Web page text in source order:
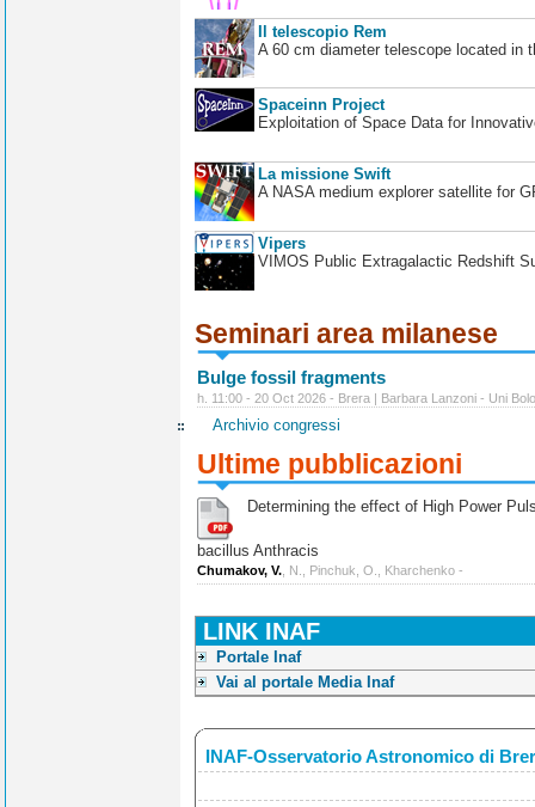
Il telescopio Rem
A 60 cm diameter telescope located in
Spaceinn Project
Exploitation of Space Data for
La missione Swift
A NASA medium explorer satellite for
Vipers
VIMOS Public Extragalactic Redshift
Seminari area milanese
Bulge fossil fragments
h. 11:00 - 20 Oct 2026 - Brera | Barbara Lanzoni - Uni
Archivio congressi
Ultime pubblicazioni
Determining the effect of High Power
bacillus Anthracis
Chumakov, V. , N., Pinchuk, O., Kharchenko -
LINK INAF
Portale Inaf
Vai al portale Media Inaf
INAF-Osservatorio Astronomico di